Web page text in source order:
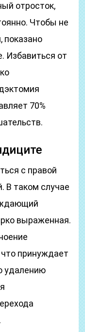
отросток,
Чтобы не
показано
Избавиться от
70%
с правой
В таком случае
выраженная.
что принуждает
удалению